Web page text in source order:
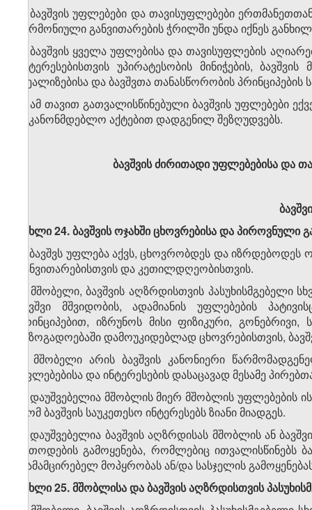
1. ბავშვის უფლებები და თავისუფლებები
ჰარმონიული განვითარების ჭრილში უნდა იქნეს
2. ბავშვის ყველა უფლებისა და თავისუფლების
ინტერესებისთვის უპირატესობის მინიჭების,
რეალიზებისა და ბავშვთა თანასწორობის პრინციპების
3. ამ თავით გათვალისწინებული ბავშვის უფლებები
საკანონმდებლო აქტებით დადგენილ შეზღუდვებს.
ბავშვის ძირითადი უფლებებისა და
მუხლი 24. ბავშვის ოჯახში ცხოვრებისა და პიროვნული
1. ბავშვს უფლება აქვს, ცხოვრობდეს და იზრდებოდეს
განვითარებისთვის და კეთილდღეობისთვის.
2. მშობელი, ბავშვის აღზრდისთვის პასუხისმგებელი
ბავშვი მშვიდობის, ადამიანის უფლებების
პრინციპებით, იზრუნოს მისი ფიზიკური,
საზოგადოებაში დამოუკიდებლად ცხოვრებისთვის,
3. მშობელი არის ბავშვის კანონიერი
უფლებებისა და ინტერესების დასაცავად მესამე
4. დაუშვებელია მშობლის მიერ მშობლის უფლებების
რომ ბავშვის საუკეთესო ინტერესებს ზიანი მიადგეს.
5. დაუშვებელია ბავშვის აღზრდისას მშობლის ან
მეთოდების გამოყენება, რომლებიც ითვალისწინებს
დამამცირებელ მოპყრობას ან/და სასჯელის
მუხლი 25. მშობლისა და ბავშვის აღზრდისთვის